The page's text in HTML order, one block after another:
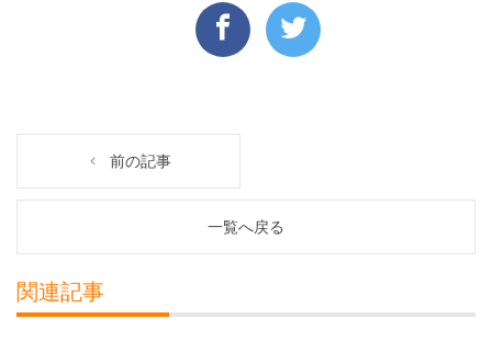
前の記事
一覧へ戻る
関連記事